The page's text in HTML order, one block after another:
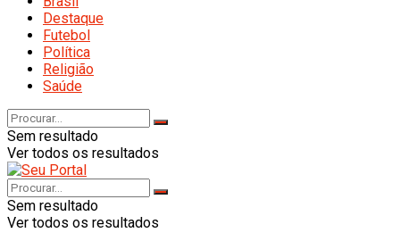
Destaque
Futebol
Política
Religião
Saúde
Sem resultado
Ver todos os resultados
Sem resultado
Ver todos os resultados